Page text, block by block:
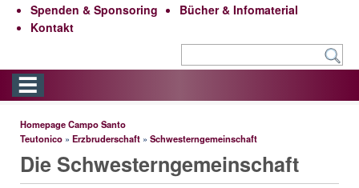
Spenden & Sponsoring
Bücher & Infomaterial
Kontakt
Homepage Campo Santo
Teutonico » Erzbruderschaft » Schwesterngemeinschaft
Die Schwesterngemeinschaft